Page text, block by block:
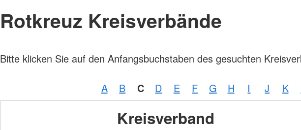
Rotkreuz Kreisverbände
Bitte klicken Sie auf den Anfangsbuchstaben des gesuchten
A B C D E F G H I J K
Kreisverband